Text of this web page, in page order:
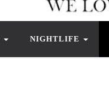
NIGHTLIFE